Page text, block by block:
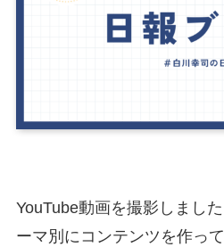
YouTube動画を撮影しまし
ーマ別にコンテンツを作っ